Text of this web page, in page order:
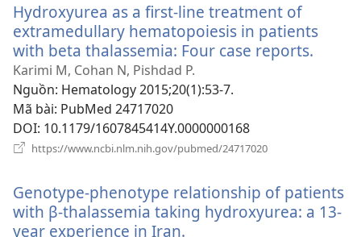
Hydroxyurea as a first-line treatment of
extramedullary hematopoiesis in patients
with beta thalassemia: Four case reports.
Karimi M, Cohan N, Pishdad P.
Nguồn‎: Hematology 2015;20(1):53-7.
Mã bài‎: PubMed 24717020
DOI‎: 10.1179/1607845414Y.0000000168
https://www.ncbi.nlm.nih.gov/pubmed/24717020
mới)
Genotype-phenotype relationship of patients
with β-thalassemia taking hydroxyurea: a 13-
year experience in Iran.